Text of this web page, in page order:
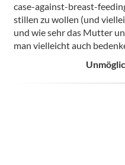
case-against-breast-
stillen zu wollen (und
und wie sehr das Mutter
man vielleicht auch